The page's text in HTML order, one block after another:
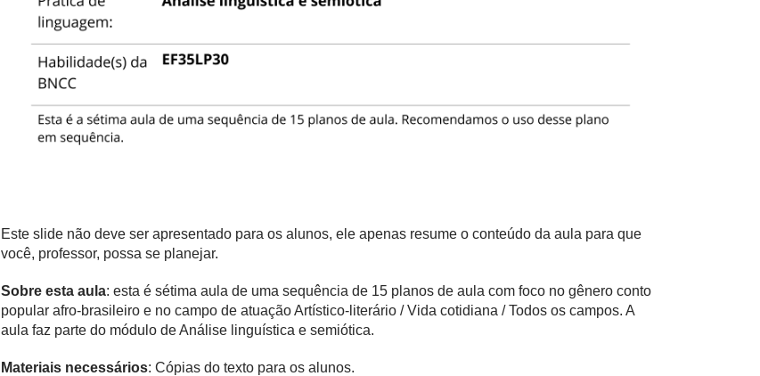
Este slide não deve ser apresentado para os alunos, ele apenas resume o conteúdo da aula para que
você, professor, possa se planejar.
Sobre esta aula: esta é sétima aula de uma sequência de 15 planos de aula com foco no gênero conto
popular afro-brasileiro e no campo de atuação Artístico-literário / Vida cotidiana / Todos os campos. A
aula faz parte do módulo de Análise linguística e semiótica.
Materiais necessários: Cópias do texto para os alunos.